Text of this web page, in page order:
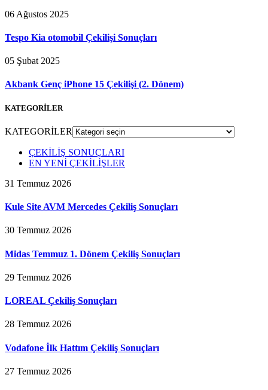
06 Ağustos 2025
Tespo Kia otomobil Çekilişi Sonuçları
05 Şubat 2025
Akbank Genç iPhone 15 Çekilişi (2. Dönem)
KATEGORİLER
KATEGORİLER
ÇEKİLİŞ SONUÇLARI
EN YENİ ÇEKİLİŞLER
31 Temmuz 2026
Kule Site AVM Mercedes Çekiliş Sonuçları
30 Temmuz 2026
Midas Temmuz 1. Dönem Çekiliş Sonuçları
29 Temmuz 2026
LOREAL Çekiliş Sonuçları
28 Temmuz 2026
Vodafone İlk Hattım Çekiliş Sonuçları
27 Temmuz 2026